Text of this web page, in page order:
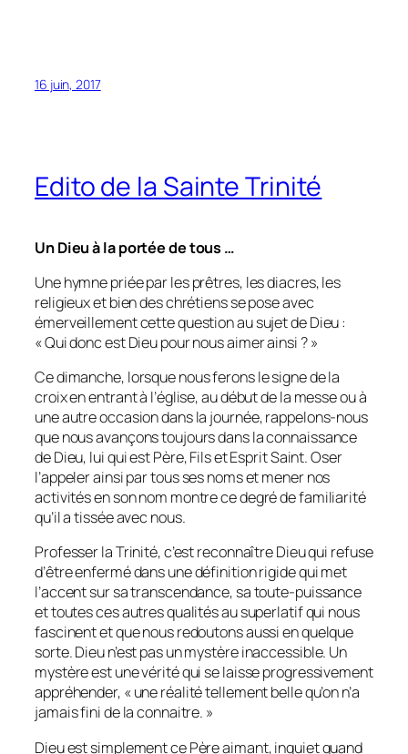
16 juin, 2017
Edito de la Sainte Trinité
Un Dieu à la portée de tous …
Une hymne priée par les prêtres, les diacres, les
religieux et bien des chrétiens se pose avec
émerveillement cette question au sujet de Dieu :
« Qui donc est Dieu pour nous aimer ainsi ? »
Ce dimanche, lorsque nous ferons le signe de la
croix en entrant à l’église, au début de la messe ou à
une autre occasion dans la journée, rappelons-nous
que nous avançons toujours dans la connaissance
de Dieu, lui qui est Père, Fils et Esprit Saint. Oser
l’appeler ainsi par tous ses noms et mener nos
activités en son nom montre ce degré de familiarité
qu’il a tissée avec nous.
Professer la Trinité, c’est reconnaître Dieu qui refuse
d’être enfermé dans une définition rigide qui met
l’accent sur sa transcendance, sa toute-puissance
et toutes ces autres qualités au superlatif qui nous
fascinent et que nous redoutons aussi en quelque
sorte. Dieu n’est pas un mystère inaccessible. Un
mystère est une vérité qui se laisse progressivement
appréhender, « une réalité tellement belle qu’on n’a
jamais fini de la connaitre. »
Dieu est simplement ce Père aimant, inquiet quand